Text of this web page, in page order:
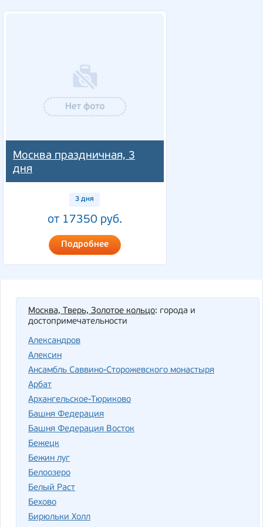
Москва праздничная, 3
дня
3 дня
от 17350 руб.
Подробнее
Москва, Тверь, Золотое кольцо: города и
достопримечательности
Александров
Алексин
Ансамбль Саввино-Сторожевского монастыря
Арбат
Архангельское-Тюриково
Башня Федерация
Башня Федерация Восток
Бежецк
Бежин луг
Белоозеро
Белый Раст
Бехово
Бирюльки Холл